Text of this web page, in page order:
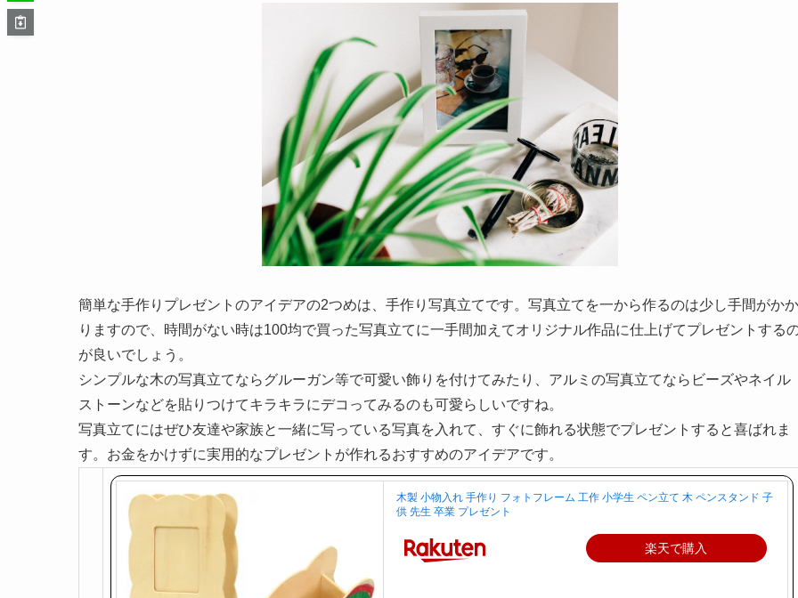
簡単な手作りプレゼントのアイデアの2つめは、手作り写真立てです。写真立てを一から作るのは少し手間がかか
りますので、時間がない時は100均で買った写真立てに一手間加えてオリジナル作品に仕上げてプレゼントする
が良いでしょう。
シンプルな木の写真立てならグルーガン等で可愛い飾りを付けてみたり、アルミの写真立てならビーズやネイル
ストーンなどを貼りつけてキラキラにデコってみるのも可愛らしいですね。
写真立てにはぜひ友達や家族と一緒に写っている写真を入れて、すぐに飾れる状態でプレゼントすると喜ばれま
す。お金をかけずに実用的なプレゼントが作れるおすすめのアイデアです。
木製 小物入れ 手作り フォトフレーム 工作 小学生 ペン立て 木 ペンスタンド 子
供 先生 卒業 プレゼント
楽天で購入